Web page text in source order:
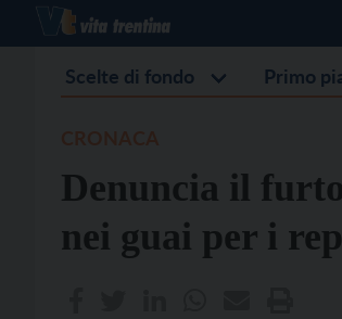
Scelte di fondo Primo
Denuncia il
nei guai per i